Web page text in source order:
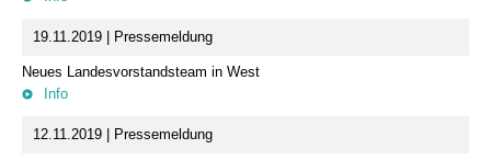
19.11.2019 | Pressemeldung
Neues Landesvorstandsteam in West
Info
12.11.2019 | Pressemeldung